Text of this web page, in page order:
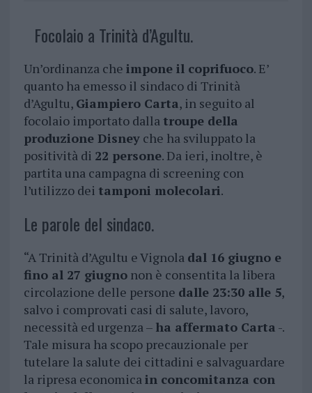
Focolaio a Trinità d’Agultu.
Un’ordinanza che impone il coprifuoco. E’
quanto ha emesso il sindaco di Trinità
d’Agultu, Giampiero Carta, in seguito al
focolaio importato dalla troupe della
produzione Disneyche ha sviluppato la
positività di 22 persone. Da ieri, inoltre, è
partita una campagna di screening con
l’utilizzo dei tamponi molecolari.
Le parole del sindaco.
“A Trinità d’Agultu e Vignola dal 16 giugno e
fino al 27 giugnonon è consentita la libera
circolazione delle persone dalle 23:30 alle 5,
salvo i comprovati casi di salute, lavoro,
necessità ed urgenza – ha affermato Carta -.
Tale misura ha scopo precauzionale per
tutelare la salute dei cittadini e salvaguardare
la ripresa economicain concomitanza con